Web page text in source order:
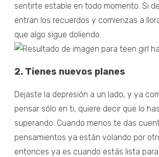
sentirte estable en todo momento. Si
entran los recuerdos y comienzas a
que algo sigue doliendo.
2. Tienes nuevos planes
Dejaste la depresión a un lado, y ya
pensar sólo en ti, quiere decir que lo
superando. Cuando menos te das
pensamientos ya están volando por
entonces ya es cuando estás lista